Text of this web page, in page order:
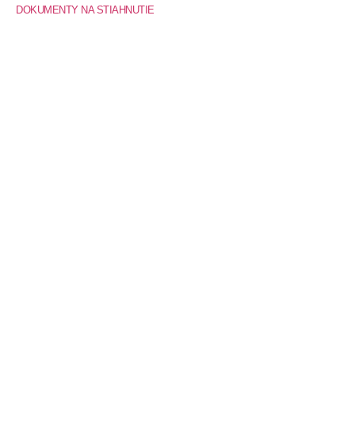
DOKUMENTY NA STIAHNUTIE